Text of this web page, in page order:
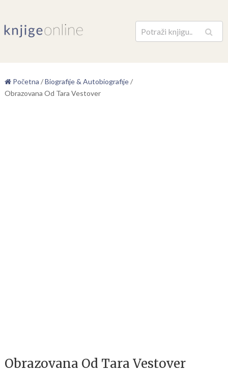
Pretraga
Početna /Biografije & Autobiografije/
Obrazovana Od Tara Vestover
Obrazovana Od Tara Vestover